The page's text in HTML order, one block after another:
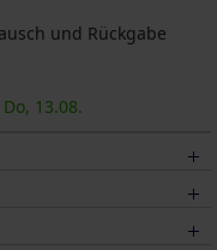
und Rückgabe
13.08.